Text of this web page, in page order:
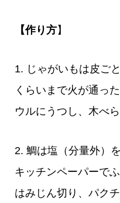
【作り方】
1. じゃがいもは皮ご
くらいまで火が通っ
ウルにうつし、木べ
2. 鯛は塩（分量外）
キッチンペーパーで
はみじん切り、パク